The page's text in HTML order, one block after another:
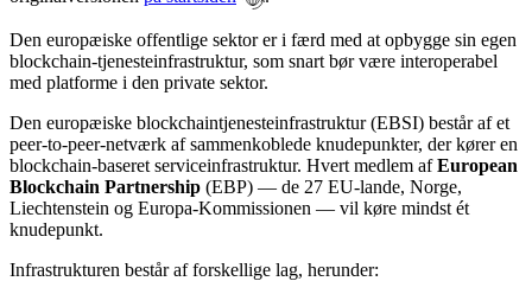
Den europæiske offentlige sektor er i færd med at opbygge sin egen
blockchain-tjenesteinfrastruktur, som snart bør være interoperabel
med platforme i den private sektor.
Den europæiske blockchaintjenesteinfrastruktur (EBSI) består af et
peer-to-peer-netværk af sammenkoblede knudepunkter, der kører en
blockchain-baseret serviceinfrastruktur. Hvert medlem afEuropean
Blockchain Partnership (EBP) — de 27 EU-lande, Norge,
Liechtenstein og Europa-Kommissionen — vil køre mindst ét
knudepunkt.
Infrastrukturen består af forskellige lag, herunder: